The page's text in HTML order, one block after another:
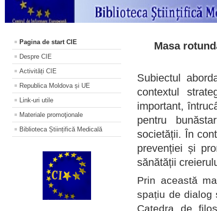
Pagina de start CIE
Despre CIE
Activități CIE
Republica Moldova și UE
Link-uri utile
Materiale promoţionale
Biblioteca Științifică Medicală
Masa
Subiectul
contextul
important,
pentru
societății. În
prevenției și
sănătății
Prin această
spațiu de dialog
Catedra de